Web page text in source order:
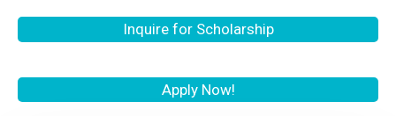
Inquire for Scholarship
Apply Now!